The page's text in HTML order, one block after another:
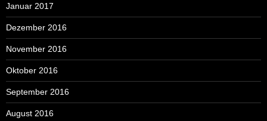
Januar 2017
Dezember 2016
November 2016
Oktober 2016
September 2016
August 2016